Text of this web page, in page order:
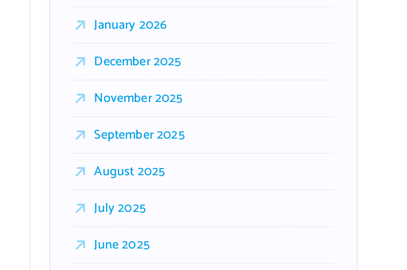
January 2026
December 2025
November 2025
September 2025
August 2025
July 2025
June 2025